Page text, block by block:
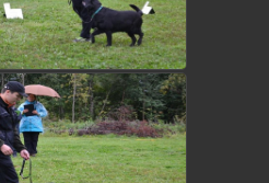
view picture